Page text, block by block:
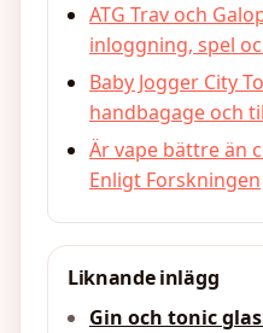
ATG Trav och
inloggning, spel
Baby Jogger City
handbagage och
Är vape bättre än
Enligt Forskningen
Liknande inlägg
Gin och tonic